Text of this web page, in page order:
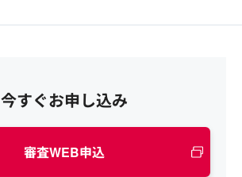
今すぐお申し込み
審査WEB申込